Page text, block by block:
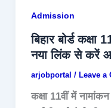
Admission
बिहार बोर्ड कक्षा
नया लिंक से करें
arjobportal / Leave a
कक्षा 11वीं में नामांकन